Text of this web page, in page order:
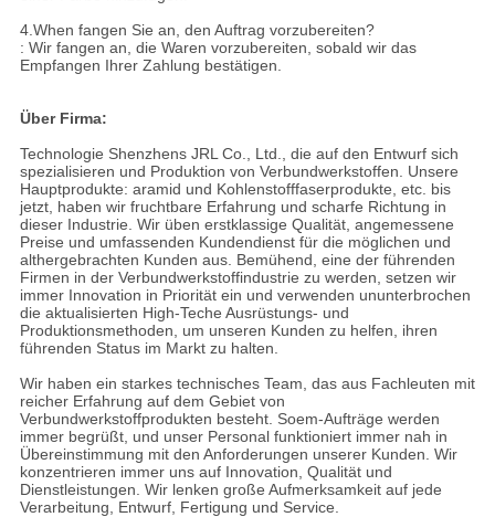
4.When fangen Sie an, den Auftrag vorzubereiten?
: Wir fangen an, die Waren vorzubereiten, sobald wir das
Empfangen Ihrer Zahlung bestätigen.
Über Firma:
Technologie Shenzhens JRL Co., Ltd., die auf den Entwurf sich
spezialisieren und Produktion von Verbundwerkstoffen. Unsere
Hauptprodukte: aramid und Kohlenstofffaserprodukte, etc. bis
jetzt, haben wir fruchtbare Erfahrung und scharfe Richtung in
dieser Industrie. Wir üben erstklassige Qualität, angemessene
Preise und umfassenden Kundendienst für die möglichen und
althergebrachten Kunden aus. Bemühend, eine der führenden
Firmen in der Verbundwerkstoffindustrie zu werden, setzen wir
immer Innovation in Priorität ein und verwenden ununterbrochen
die aktualisierten High-Teche Ausrüstungs- und
Produktionsmethoden, um unseren Kunden zu helfen, ihren
führenden Status im Markt zu halten.
Wir haben ein starkes technisches Team, das aus Fachleuten mit
reicher Erfahrung auf dem Gebiet von
Verbundwerkstoffprodukten besteht. Soem-Aufträge werden
immer begrüßt, und unser Personal funktioniert immer nah in
Übereinstimmung mit den Anforderungen unserer Kunden. Wir
konzentrieren immer uns auf Innovation, Qualität und
Dienstleistungen. Wir lenken große Aufmerksamkeit auf jede
Verarbeitung, Entwurf, Fertigung und Service.